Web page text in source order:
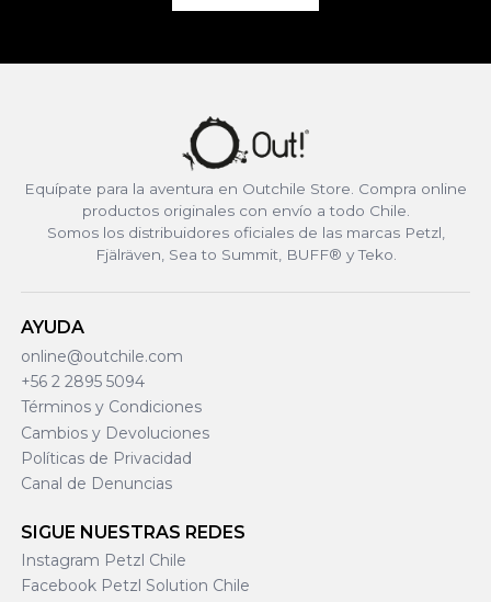
Equípate para la aventura en Outchile Store. Compra online
productos originales con envío a todo Chile.
Somos los distribuidores oficiales de las marcas Petzl,
Fjälräven, Sea to Summit, BUFF® y Teko.
AYUDA
online@outchile.com
+56 2 2895 5094
Términos y Condiciones
Cambios y Devoluciones
Políticas de Privacidad
Canal de Denuncias
SIGUE NUESTRAS REDES
Instagram Petzl Chile
Facebook Petzl Solution Chile